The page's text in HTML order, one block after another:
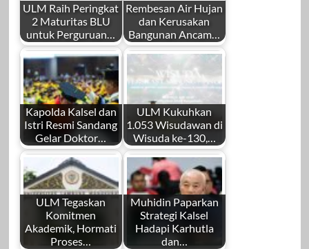
ULM Raih Peringkat
2 Maturitas BLU
untuk Perguruan…
Rembesan Air Hujan
dan Kerusakan
Bangunan Ancam…
Kapolda Kalsel dan
Istri Resmi Sandang
Gelar Doktor…
ULM Kukuhkan
1.053 Wisudawan di
Wisuda ke-130,…
ULM Tegaskan
Komitmen
Akademik, Hormati
Proses…
Muhidin Paparkan
Strategi Kalsel
Hadapi Karhutla
dan…